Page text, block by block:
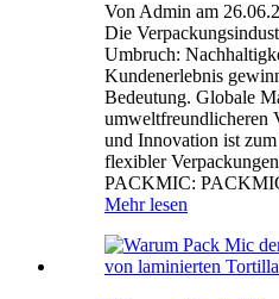
Von Admin am
Die
Umbruch:
Kundenerlebnis
Bedeutung. Globale
umweltfreundlicheren
und Innovation ist
flexibler
PACKMIC:
Mehr lesen